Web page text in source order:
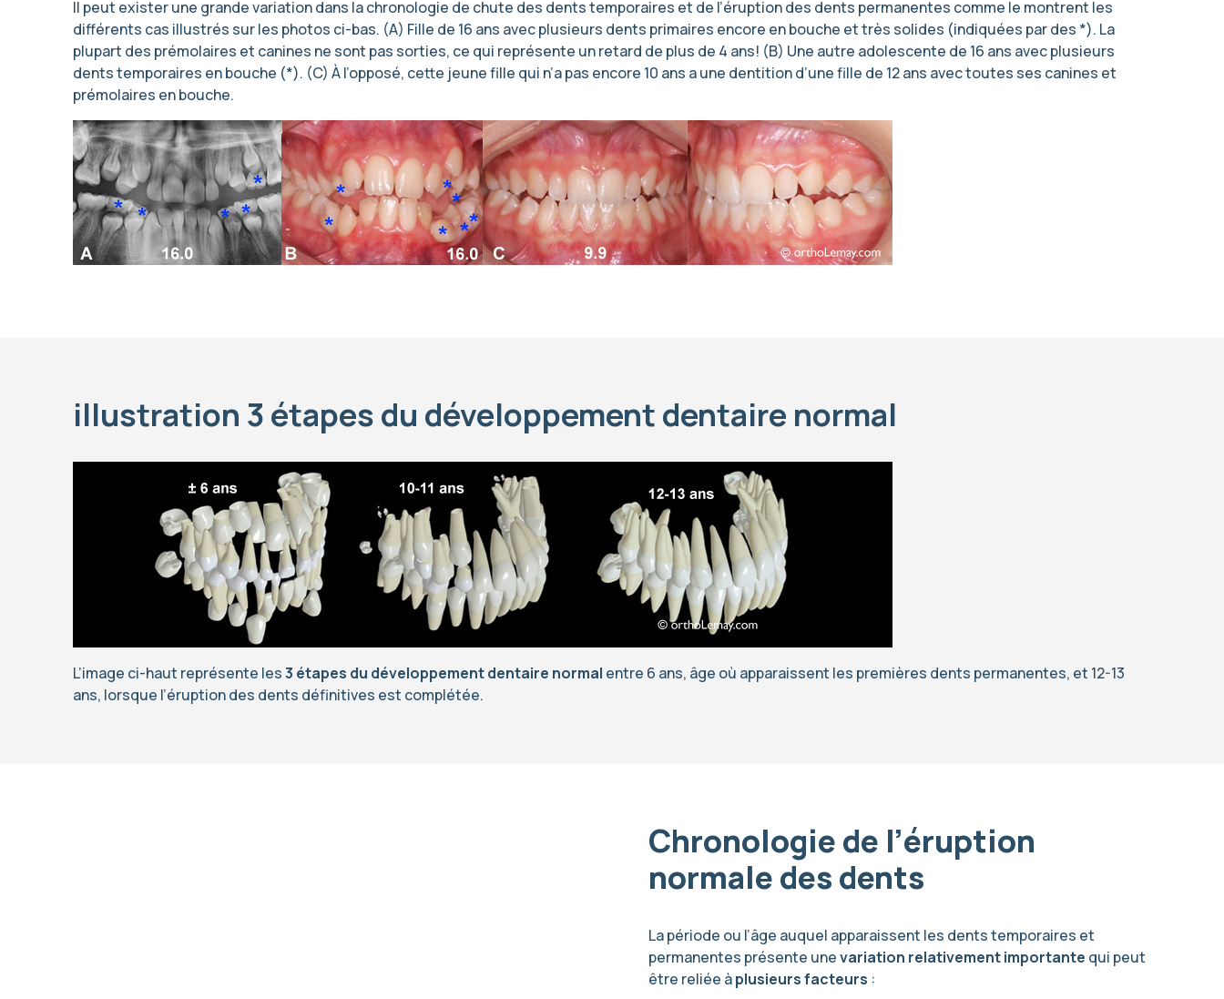
Il peut exister une grande variation dans la chronologie de chute des dents temporaires et de l’éruption des dents permanentes comme le montrent les
différents cas illustrés sur les photos ci-bas. (A) Fille de 16 ans avec plusieurs dents primaires encore en bouche et très solides (indiquées par des *). La
plupart des prémolaires et canines ne sont pas sorties, ce qui représente un retard de plus de 4 ans! (B) Une autre adolescente de 16 ans avec plusieurs
dents temporaires en bouche (*). (C) À l’opposé, cette jeune fille qui n’a pas encore 10 ans a une dentition d’une fille de 12 ans avec toutes ses canines et
prémolaires en bouche.
illustration 3 étapes du développement dentaire normal
L’image ci-haut représente les3 étapes du développement dentaire normal entre 6 ans, âge où apparaissent les premières dents permanentes, et 12-13
ans, lorsque l’éruption des dents définitives est complétée.
Chronologie de l’éruption
normale des dents
La période ou l’âge auquel apparaissent les dents temporaires et
permanentes présente unevariation relativement importante qui peut
être reliée àplusieurs facteurs :